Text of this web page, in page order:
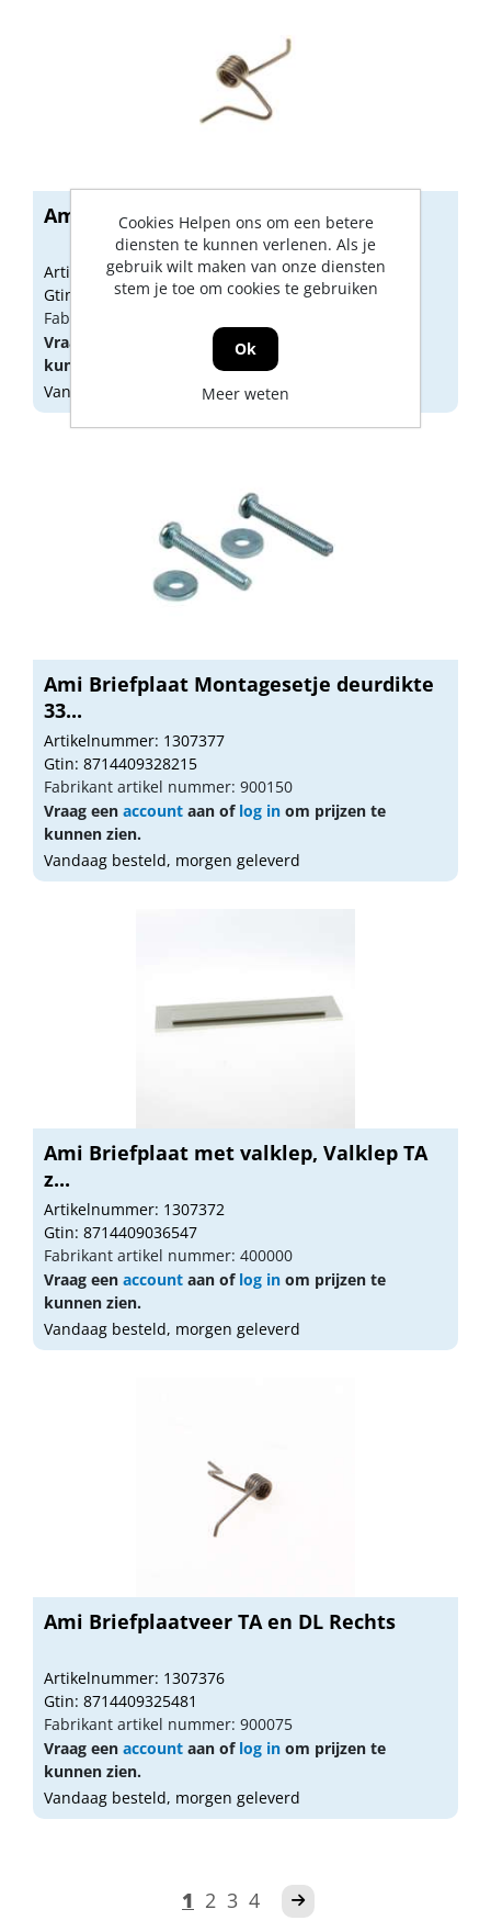
Ami veertje tbv briefplaat ta/dl links
Artikelnummer: 1307378
Gtin: 8714409325498
Fabrikant artikel nummer: 900076
Vraag een
aan oflog in
kunnen zien.
Vandaag besteld, morgen geleverd
Ami Briefplaat Montagesetje deurdikte
33...
Artikelnummer: 1307377
Gtin: 8714409328215
Fabrikant artikel nummer: 900150
Vraag een account aan of log in om prijzen te
kunnen zien.
Vandaag besteld, morgen geleverd
Ami Briefplaat met valklep, Valklep TA
z...
Artikelnummer: 1307372
Gtin: 8714409036547
Fabrikant artikel nummer: 400000
Vraag een account aan of log in om prijzen te
kunnen zien.
Vandaag besteld, morgen geleverd
Ami Briefplaatveer TA en DL Rechts
Artikelnummer: 1307376
Gtin: 8714409325481
Fabrikant artikel nummer: 900075
Vraag een account aan of log in om prijzen te
kunnen zien.
Vandaag besteld, morgen geleverd
1 2 3 4
Cookies Helpen ons om een betere
diensten te kunnen verlenen. Als je
gebruik wilt maken van onze diensten
stem je toe om cookies te gebruiken
Ok
Meer weten